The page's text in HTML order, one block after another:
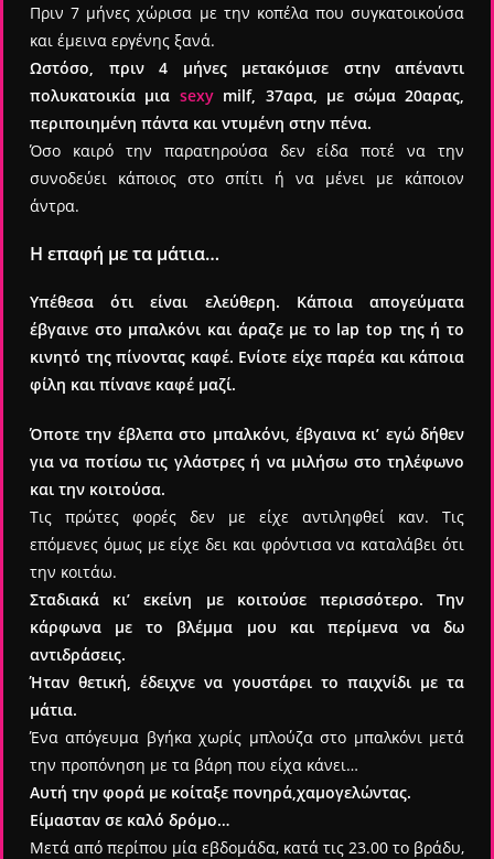
Πριν 7 μήνες χώρισα με την κοπέλα που συγκατοικούσα
και έμεινα εργένης ξανά.
Ωστόσο, πριν 4 μήνες μετακόμισε στην απέναντι
πολυκατοικία μια sexymilf, 37αρα, με σώμα 20αρας,
περιποιημένη πάντα και ντυμένη στην πένα.
Όσο καιρό την παρατηρούσα δεν είδα ποτέ να την
συνοδεύει κάποιος στο σπίτι ή να μένει με κάποιον
άντρα.
Η επαφή με τα μάτια…
Υπέθεσα ότι είναι ελεύθερη. Κάποια απογεύματα
έβγαινε στο μπαλκόνι και άραζε με το lap top της ή το
κινητό της πίνοντας καφέ. Ενίοτε είχε παρέα και κάποια
φίλη και πίνανε καφέ μαζί.
Όποτε την έβλεπα στο μπαλκόνι, έβγαινα κι’ εγώ δήθεν
για να ποτίσω τις γλάστρες ή να μιλήσω στο τηλέφωνο
και την κοιτούσα.
Τις πρώτες φορές δεν με είχε αντιληφθεί καν. Τις
επόμενες όμως με είχε δει και φρόντισα να καταλάβει ότι
την κοιτάω.
Σταδιακά κι’ εκείνη με κοιτούσε περισσότερο. Την
κάρφωνα με το βλέμμα μου και περίμενα να δω
αντιδράσεις.
Ήταν θετική, έδειχνε να γουστάρει το παιχνίδι με τα
μάτια.
Ένα απόγευμα βγήκα χωρίς μπλούζα στο μπαλκόνι μετά
την προπόνηση με τα βάρη που είχα κάνει…
Αυτή την φορά με κοίταξε πονηρά,χαμογελώντας.
Είμασταν σε καλό δρόμο…
Μετά από περίπου μία εβδομάδα, κατά τις 23.00 το βράδυ,